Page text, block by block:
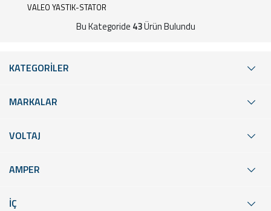
VALEO YASTIK-STATOR
Bu Kategoride 43Ürün Bulundu
KATEGORİLER
MARKALAR
VOLTAJ
AMPER
İÇ